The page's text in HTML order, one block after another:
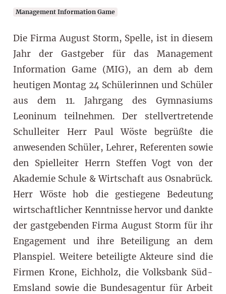
Management Information Game
Die Firma August Storm, Spelle, ist in diesem
Jahr der Gastgeber für das Management
Information Game (MIG), an dem ab dem
heutigen Montag 24 Schülerinnen und Schüler
aus dem 11. Jahrgang des Gymnasiums
Leoninum teilnehmen. Der stellvertretende
Schulleiter Herr Paul Wöste begrüßte die
anwesenden Schüler, Lehrer, Referenten sowie
den Spielleiter Herrn Steffen Vogt von der
Akademie Schule & Wirtschaft aus Osnabrück.
Herr Wöste hob die gestiegene Bedeutung
wirtschaftlicher Kenntnisse hervor und dankte
der gastgebenden Firma August Storm für ihr
Engagement und ihre Beteiligung an dem
Planspiel. Weitere beteiligte Akteure sind die
Firmen Krone, Eichholz, die Volksbank Süd-
Emsland sowie die Bundesagentur für Arbeit